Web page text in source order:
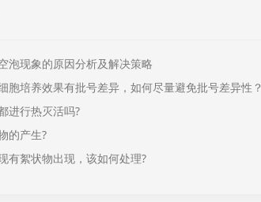
泡现象的原因分析及解决策略
胞培养效果有批号差异，如何尽量避免批号差异性？
进行热灭活吗?
的产生?
有絮状物出现，该如何处理?